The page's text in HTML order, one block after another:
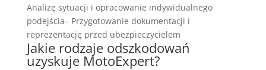
Analizę sytuacji i opracowanie indywidualnego
podejścia– Przygotowanie dokumentacji i
reprezentację przed ubezpieczycielem
Jakie rodzaje odszkodowań
uzyskuje MotoExpert?